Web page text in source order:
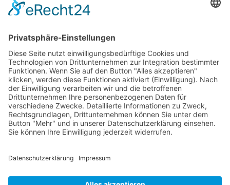
Weiter→
Impressum
Datenschutz
Kooperation
Werbung
Presse- und Öffentlichkeitsarbeit
Aktuelles
Themenwelt